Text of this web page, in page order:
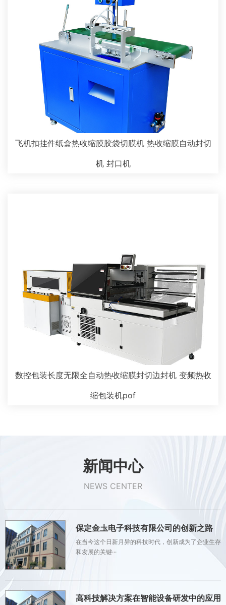
飞机扣挂件纸盒热收缩膜胶袋切膜机 热收缩膜自动封切
机 封口机
数控包装长度无限全自动热收缩膜封切边封机 变频热收
缩包装机pof
新闻中心
NEWS CENTER
保定金圡电子科技有限公司的创新之路
在当今这个日新月异的科技时代，创新成为了企业生存
和发展的关键···
高科技解决方案在智能设备研发中的应用